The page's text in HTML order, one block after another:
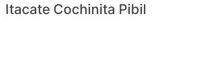
Itacate Cochinita Pibil